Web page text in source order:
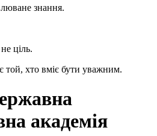
знання.
ціль.
той, хто вміє бути уважним.
академія